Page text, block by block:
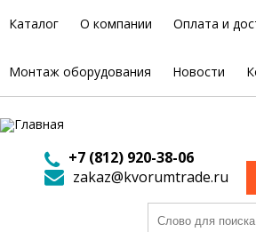
Каталог О компании Оплата и
Монтаж оборудования Новости
+7 (812) 920-38-06
zakaz@kvorumtrade.ru